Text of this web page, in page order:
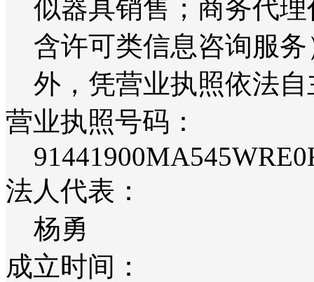
似器具销售；商务代
含许可类信息咨询服
外，凭营业执照依法
营业执照号码：
法人代表：
杨勇
成立时间：